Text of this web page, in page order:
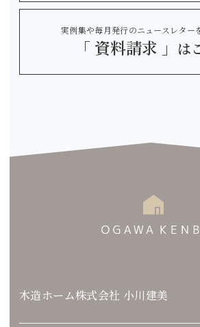
実例集や毎月発行のニュースレター
「 資料請求 」 は
木造ホーム株式会社 小川建美